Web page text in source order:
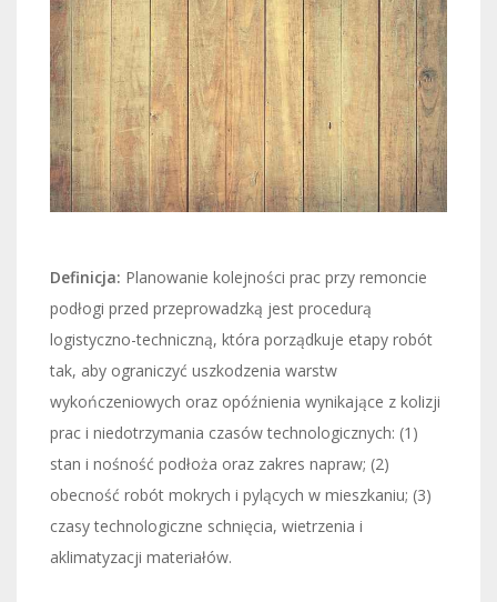
Definicja: Planowanie kolejności prac przy remoncie
podłogi przed przeprowadzką jest procedurą
logistyczno-techniczną, która porządkuje etapy robót
tak, aby ograniczyć uszkodzenia warstw
wykończeniowych oraz opóźnienia wynikające z kolizji
prac i niedotrzymania czasów technologicznych: (1)
stan i nośność podłoża oraz zakres napraw; (2)
obecność robót mokrych i pylących w mieszkaniu; (3)
czasy technologiczne schnięcia, wietrzenia i
aklimatyzacji materiałów.